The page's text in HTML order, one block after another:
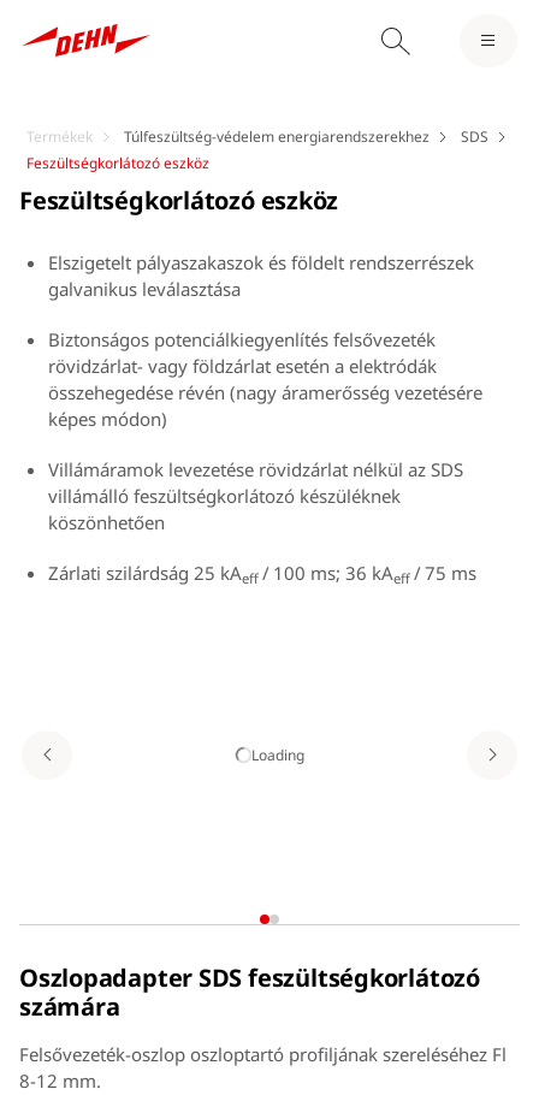
Termékek Túlfeszültség-védelem energiarendszerekhez
SDS
Feszültségkorlátozó eszköz
Loading
Feszültségkorlátozó eszköz
Elszigetelt pályaszakaszok és földelt rendszerrészek
galvanikus leválasztása
Biztonságos potenciálkiegyenlítés felsővezeték
rövidzárlat- vagy földzárlat esetén a elektródák
összehegedése révén (nagy áramerősség vezetésére
képes módon)
Villámáramok levezetése rövidzárlat nélkül az SDS
villámálló feszültségkorlátozó készüléknek
köszönhetően
Zárlati szilárdság 25 kAeff / 100 ms; 36 kAeff /75 ms
Oszlopadapter SDS feszültségkorlátozó
számára
Felsővezeték-oszlop oszloptartó profiljának szereléséhez Fl
8-12 mm.